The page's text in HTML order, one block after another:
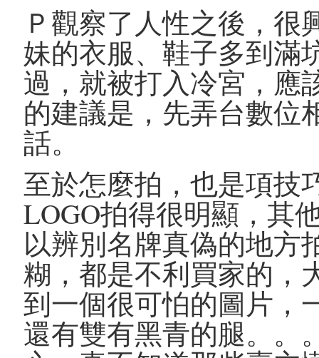
Ｐ觀察了人性之後，很
妹的衣服、鞋子多到滿
過，就被打入冷宮，應
的建議是，先弄台數位
話。
至於怎麼拍，也是項技
LOGO拍得很明顯，其
以辨別名牌真偽的地方
糊，都是不利買家的，
到一個很可怕的圖片，
還有雙有黑青的腿。。